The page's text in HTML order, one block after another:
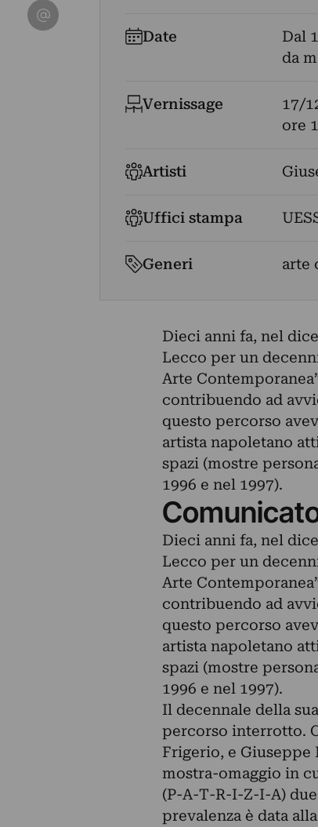
Date Dal
da
Vernissage
17/
ore
Artisti
Uffici stampa
Generi arte
Dieci anni fa, nel
Lecco per un
Arte
contribuendo ad
questo percorso
artista napoletano
spazi (mostre
1996 e nel 1997).
Dieci anni fa, nel
Lecco per un
Arte
contribuendo ad
questo percorso
artista napoletano
spazi (mostre
1996 e nel 1997).
Il decennale della
percorso interrotto.
Frigerio, e Giuseppe
mostra-omaggio in
(P-A-T-R-I-Z-I-A)
prevalenza è data
Condividi su Email